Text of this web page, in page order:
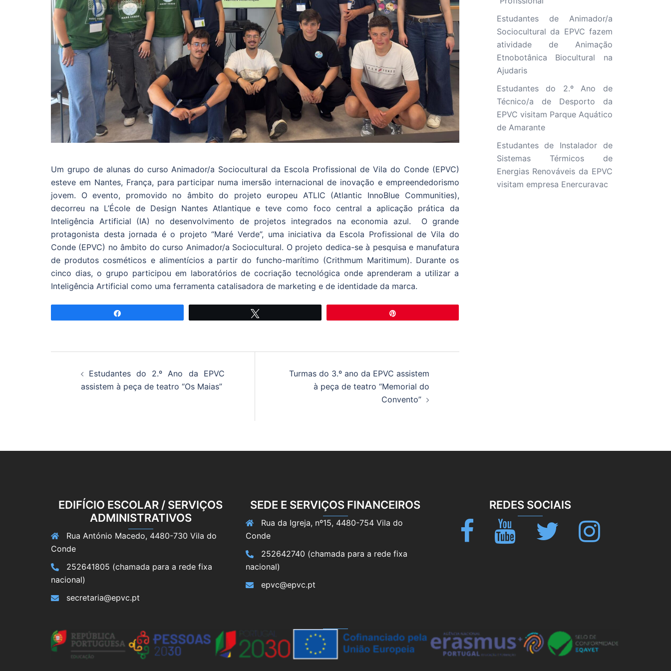
Um grupo de alunas do curso Animador/a Sociocultural da Escola Profissional de Vila do Conde (EPVC)
esteve em Nantes, França, para participar numa imersão internacional de inovação e empreendedorismo
jovem. O evento, promovido no âmbito do projeto europeu ATLIC (Atlantic InnoBlue Communities),
decorreu na L’École de Design Nantes Atlantique e teve como foco central a aplicação prática da
Inteligência Artificial (IA) no desenvolvimento de projetos integrados na economia azul. O grande
protagonista desta jornada é o projeto “Maré Verde”, uma iniciativa da Escola Profissional de Vila do
Conde (EPVC) no âmbito do curso Animador/a Sociocultural. O projeto dedica-se à pesquisa e manufatura
de produtos cosméticos e alimentícios a partir do funcho-marítimo (Crithmum Maritimum). Durante os
cinco dias, o grupo participou em laboratórios de cocriação tecnológica onde aprenderam a utilizar a
Inteligência Artificial como uma ferramenta catalisadora de marketing e de identidade da marca.
Estudantes do 2.º Ano da EPVC
assistem à peça de teatro “Os Maias”
Turmas do 3.º ano da EPVC assistem
à peça de teatro “Memorial do
Convento”
Estudantes de Animador/a
Sociocultural da EPVC fazem
atividade de Animação
Etnobotânica Biocultural na
Ajudaris
Estudantes do 2.º Ano de
Técnico/a de Desporto da
EPVC visitam Parque Aquático
de Amarante
Estudantes de Instalador de
Sistemas Térmicos de
Energias Renováveis da EPVC
visitam empresa Enercuravac
EDIFÍCIO ESCOLAR / SERVIÇOS
ADMINISTRATIVOS
Rua António Macedo, 4480-730 Vila do
Conde
252641805 (chamada para a rede fixa
nacional)
secretaria@epvc.pt
SEDE E SERVIÇOS FINANCEIROS
Rua da Igreja, nº15, 4480-754 Vila do
Conde
252642740 (chamada para a rede fixa
nacional)
epvc@epvc.pt
REDES SOCIAIS
Facebook Youtube Twitter